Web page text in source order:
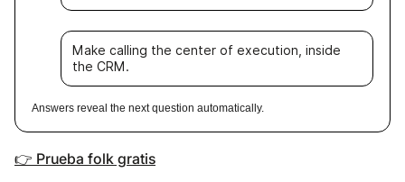
Make calling the center of execution, inside
the CRM.
Answers reveal the next question automatically.
👉 Prueba folk gratis